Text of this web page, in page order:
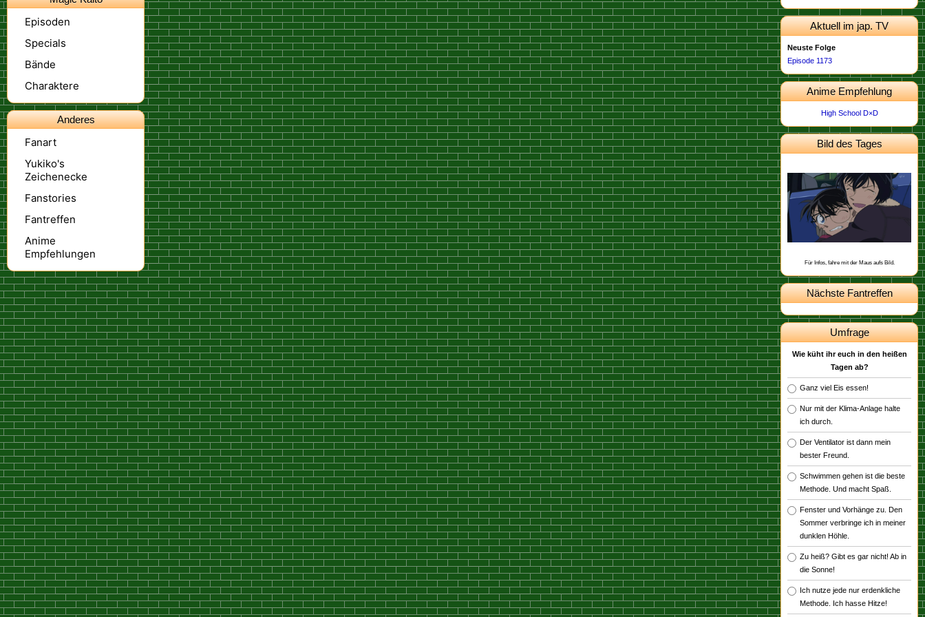
Episoden
Specials
Bände
Charaktere
Anderes
Fanart
Yukiko's
Zeichenecke
Fanstories
Fantreffen
Anime
Empfehlungen
Aktuell im jap. TV
Neuste Folge
Episode 1173
Anime Empfehlung
High School D×D
Bild des Tages
Dieses Bild stammt von der
Episode 674
.
Schon gewusst, dass Kogoro eine
Narbe an der Schulter hat, die er sich
angeblich bei einem Baseballspiel
geholt hat?
Für Infos, fahre mit der Maus aufs Bild.
Nächste Fantreffen
Umfrage
Wie küht ihr euch in den heißen
Tagen ab?
Ganz viel Eis essen!
Nur mit der Klima-Anlage halte
ich durch.
Der Ventilator ist dann mein
bester Freund.
Schwimmen gehen ist die beste
Methode. Und macht Spaß.
Fenster und Vorhänge zu. Den
Sommer verbringe ich in meiner
dunklen Höhle.
Zu heiß? Gibt es gar nicht! Ab in
die Sonne!
Ich nutze jede nur erdenkliche
Methode. Ich hasse Hitze!